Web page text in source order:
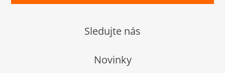
Sledujte nás
Novinky